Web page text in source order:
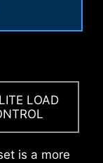
LOAD
is a more
with
the
their
панель
до